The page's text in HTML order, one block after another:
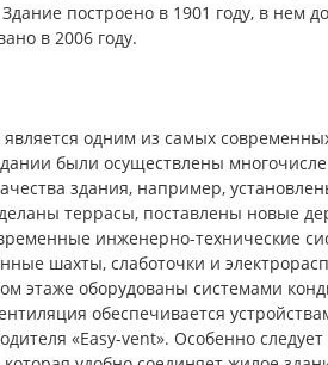
построено в 1901 году, в нем
в 2006 году.
одним из самых
были осуществлены
здания, например,
террасы, поставлены новые
инженерно-технические
шахты, слаботочки и
этаже оборудованы системами
обеспечивается
«Easy-vent». Особенно